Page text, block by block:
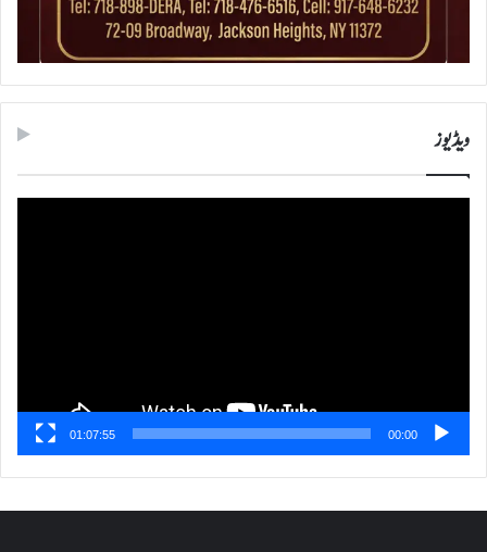
ویڈیوز
00:00
01:07:55